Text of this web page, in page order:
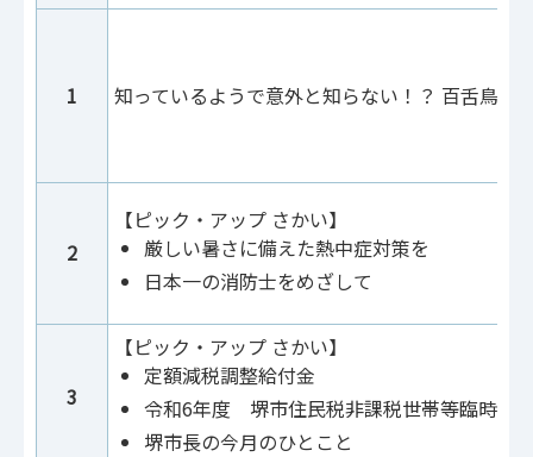
1 知っているようで意外と知らない！？ 百舌鳥・
2
【ピック・アップ さかい】
厳しい暑さに備えた熱中症対策を
日本一の消防士をめざして
3
【ピック・アップ さかい】
定額減税調整給付金
令和6年度 堺市住民税非課税世帯等臨時特
堺市長の今月のひとこと